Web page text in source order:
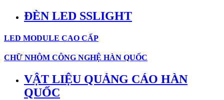
ĐÈN LED SSLIGHT
LED MODULE CAO CẤP
CHỮ NHÔM CÔNG NGHỆ HÀN QUỐC
VẬT LIỆU QUẢNG CÁO HÀN
QUỐC